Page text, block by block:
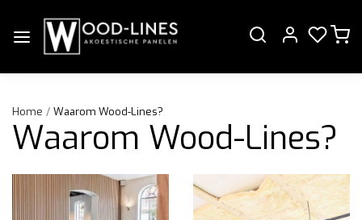
Home Waarom Wood-Lines?
Waarom Wood-Lines?